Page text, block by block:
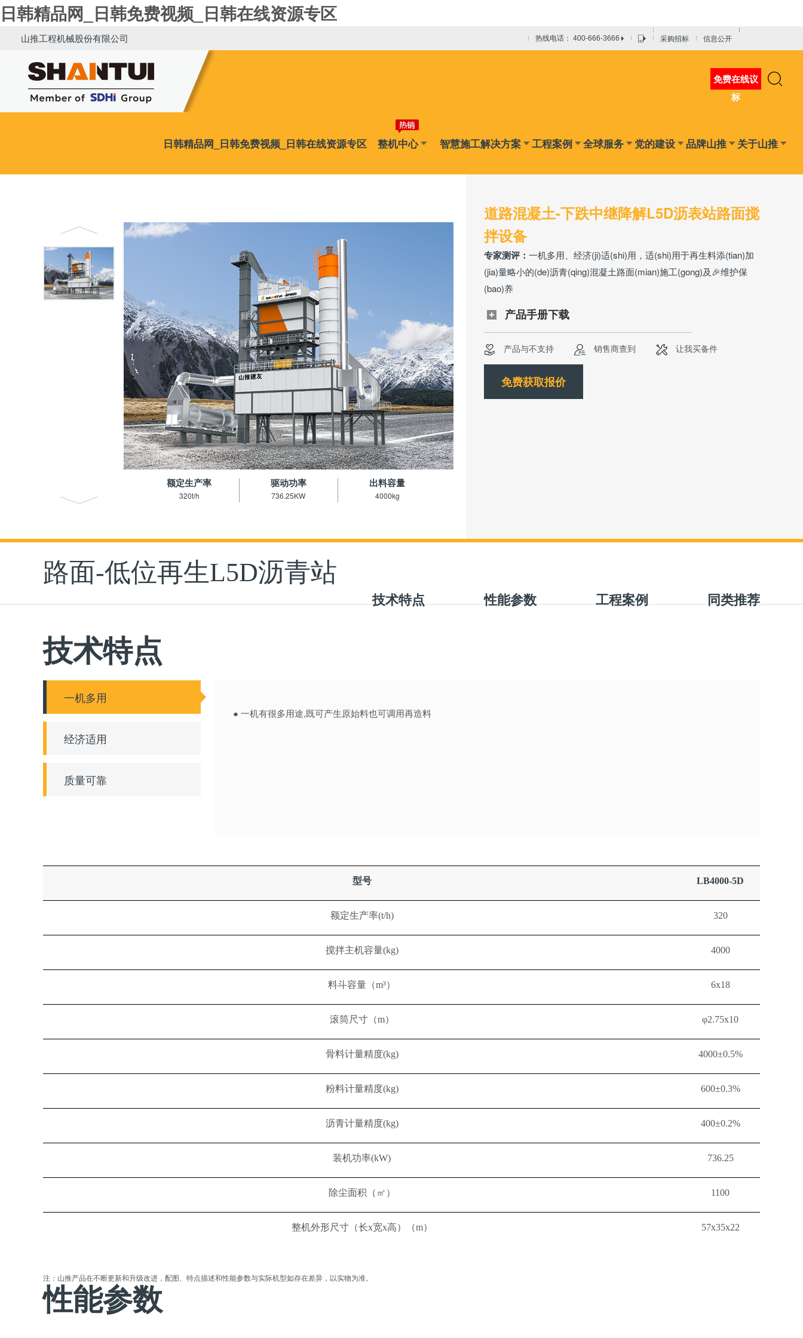
日韩精品网_日韩免费视频_日韩在线资源专区
山推工程机械股份有限公司 热线电话： 400-666-3666 采购招标 信息公开
免费在线议
标
日韩精品网_日韩免费视频_日韩在线资源专区 整机中心 智慧施工解决方案 工程案例 全球服务 党的建设 品牌山推 关于山推
额定生产率
320t/h
驱动功率
736.25KW
出料容量
4000kg
道路混凝土-下跌中继降解L5D沥表站路面搅
拌设备
专家测评： 一机多用、经济(ji)适(shi)用，适(shi)用于再生料添(tian)加
(jia)量略小的(de)沥青(qing)混凝土路面(mian)施工(gong)及🎉维护保
(bao)养
产品手册下载
产品与不支持 销售商查到 让我买备件
免费获取报价
路面-低位再生L5D沥青站
技术特点 性能参数 工程案例 同类推荐
技术特点
一机多用
经济适用
质量可靠
● 一机有很多用途,既可产生原始料也可调用再造料
型号 LB4000-5D
额定生产率(t/h) 320
搅拌主机容量(kg) 4000
料斗容量（m³） 6x18
滚筒尺寸（m） φ2.75x10
骨料计量精度(kg) 4000±0.5%
粉料计量精度(kg) 600±0.3%
沥青计量精度(kg) 400±0.2%
装机功率(kW) 736.25
除尘面积（㎡） 1100
整机外形尺寸（长x宽x高）（m） 57x35x22
注：山推产品在不断更新和升级改进，配图、特点描述和性能参数与实际机型如存在差异，以实物为准。
性能参数